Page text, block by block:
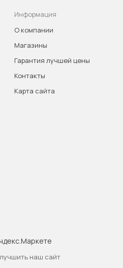
Информация
О компании
Магазины
Гарантия лучшей цены
Контакты
Карта сайта
наш сайт